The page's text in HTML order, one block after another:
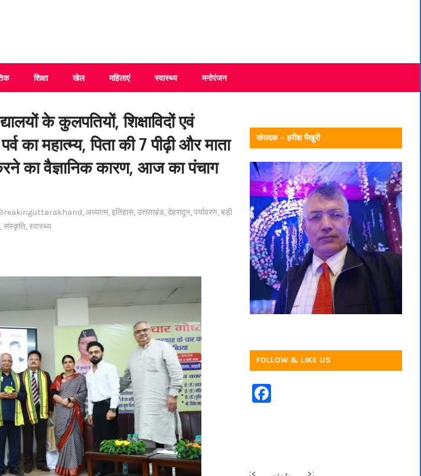
शिक्षा खेल महिलाएं स्वास्थ्य मनोरंजन
के कुलपतियों, शिक्षाविदों एवं
का महात्म्य, पिता की 7 पीढ़ी और माता
का वैज्ञानिक कारण, आज का पंचाग
Breakinguttarakhand,अध्यात्म,इतिहास,उत्तराखंड,देहरादून,पर्यावरण,बड़ी
,संस्कृति,स्वास्थ्य
संपादक – हरीश मैखुरी
FOLLOW & LIKE US
F
b
<<<
>>>